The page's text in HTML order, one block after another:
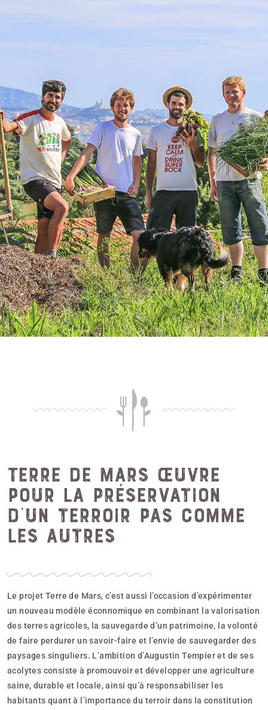
Terre de mars œuvre
pour la préservation
d'un terroir pas comme
les autres
Le projet Terre de Mars, c’est aussi l’occasion d’expérimenter
un nouveau modèle éconnomique en combinant la valorisation
des terres agricoles, la sauvegarde d’un patrimoine, la volonté
de faire perdurer un savoir-faire et l’envie de sauvegarder des
paysages singuliers. L’ambition d’Augustin Tempier et de ses
acolytes consiste à promouvoir et développer une agriculture
saine, durable et locale, ainsi qu’à responsabiliser les
habitants quant à l’importance du terroir dans la constitution